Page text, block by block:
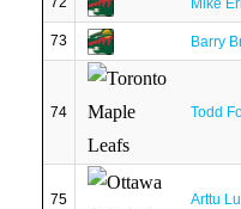
Mike
73 Barry
74 Todd
75 Arttu